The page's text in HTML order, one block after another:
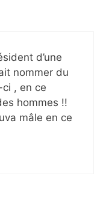
d’une
nommer du
, en ce
hommes !!
mâle en ce